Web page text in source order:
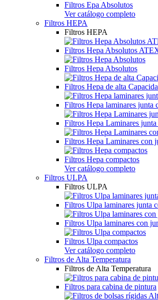
Filtros Epa Absolutos
Ver catálogo completo
Filtros HEPA
Filtros HEPA
Filtros Hepa Absolutos
Filtros Hepa Absolutos
Filtros Hepa de alta
Filtros Hepa laminares junta
Filtros Hepa Laminares junta
Filtros Hepa Laminares con
Filtros Hepa compactos
Ver catálogo completo
Filtros ULPA
Filtros ULPA
Filtros Ulpa laminares junta
Filtros Ulpa laminares con
Filtros Ulpa compactos
Ver catálogo completo
Filtros de Alta Temperatura
Filtros de Alta Temperatura
Filtros para cabina de pintura